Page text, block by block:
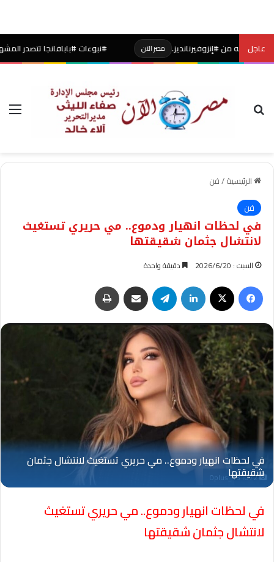
عاجل مصر الآن #نبوءات #بابافانجا تتصدر المشهد من جديد
بحث عن
الرئيسية/فن
فن
في لحظات انهيار ودموع.. مي حريري تستغيث
لانتشال جثمان شقيقتها
السبت : 2026/6/20 دقيقة واحدة
فيسبوك لينكدإن تيلقرام مشاركة عبر البريد
Oplus_131072
في لحظات انهيار ودموع.. مي حريري تستغيث
لانتشال جثمان شقيقتها